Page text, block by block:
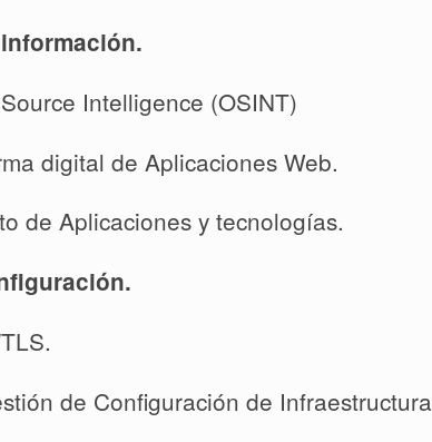
Intelligence (OSINT)
digital de Aplicaciones Web.
de Aplicaciones y tecnologías.
de Configuración de Infraestructura